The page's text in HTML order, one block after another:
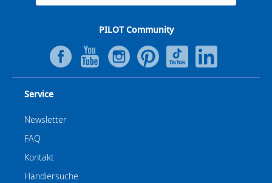
PILOT Community
Service
Newsletter
FAQ
Kontakt
Händlersuche